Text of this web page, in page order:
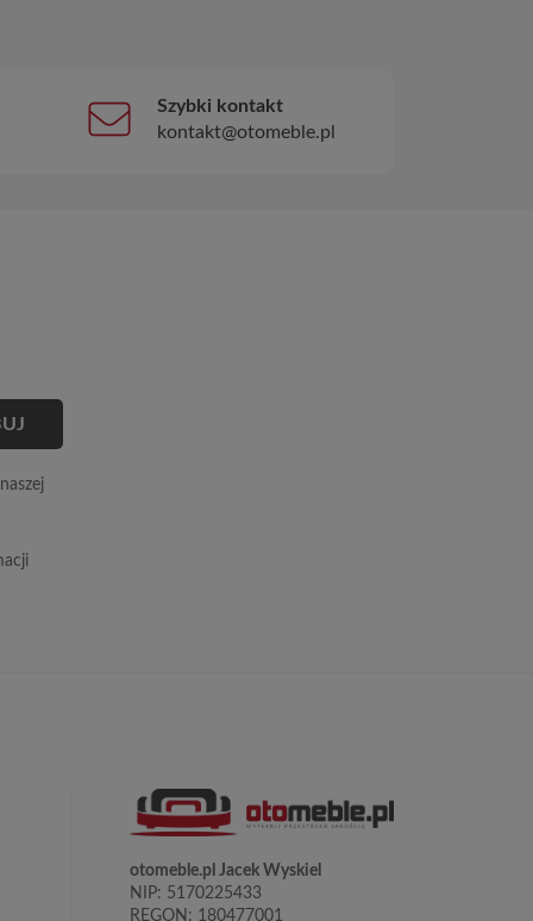
Szybki kontakt
kontakt@otomeble.pl
otomeble.pl Jacek Wyskiel
NIP: 5170225433
REGON: 180477001